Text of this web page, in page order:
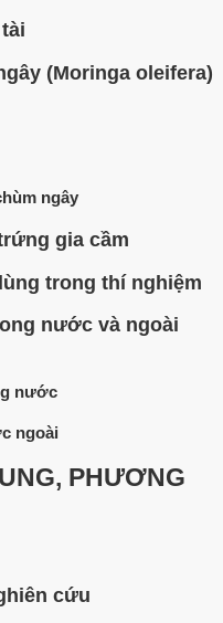
(Moringa oleifera)
ngây
gia cầm
trong thí nghiệm
nước và ngoài
nước
ngoài
PHƯƠNG
cứu